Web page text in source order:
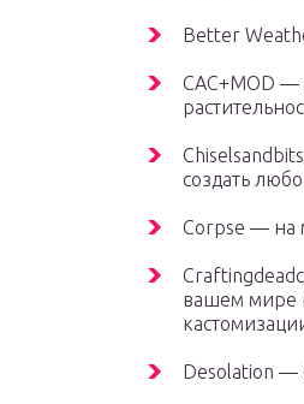
Better
CAC+MOD
создать
Сorpse — на
вашем мире
Desolation —